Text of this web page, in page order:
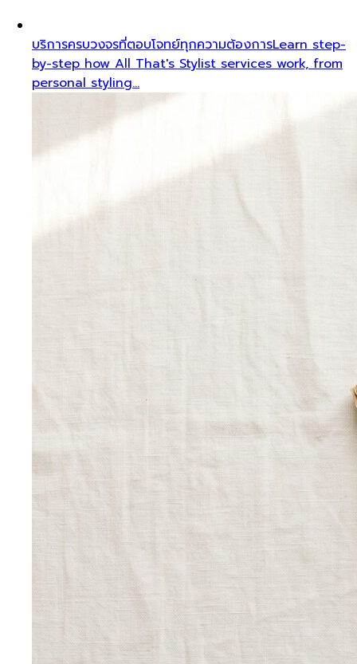
บริการครบวงจรที่ตอบโจทย์ทุกความต้องการLearn step-
by-step how All That's Stylist services work, from
personal styling…